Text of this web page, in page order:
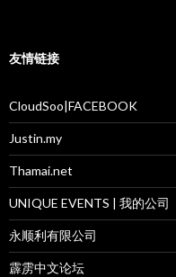
友情链接
CloudSoo|FACEBOOK
Justin.my
Thamai.net
UNIQUE EVENTS | 我的公司
永顺利有限公司
霹雳中文论坛